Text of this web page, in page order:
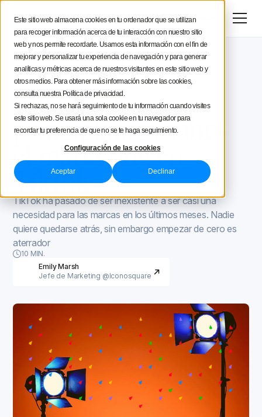
Este sitio web almacena cookies en tu ordenador que se utilizan
para recoger información acerca de tu interacción con nuestro sitio
web y nos permite recordarte. Usamos esta información con el fin de
mejorar y personalizar tu experiencia de navegación y para generar
analíticas y métricas acerca de nuestros visitantes en este sitio web y
otros medios. Para obtener más información sobre las cookies,
consulta nuestra Política de privacidad.
Si rechazas, no se hará seguimiento de tu información cuando visites
este sitio web. Se usará una sola cookie en tu navegador para
recordar tu preferencia de que no se te haga seguimiento.
Configuración de las cookies
Aceptar Declinar
Prueba gratis
Menú
Estratégia social media
Consejos de creación
Blog de Iconosquare TikTok para marcas
TikTok para marcas
August 14, 2020
Actualizado elFebruary 18, 2021
Guía para
principiantes sobre
el marketing en
TikTok
TikTok ha pasado de ser inexistente a ser casi una
necesidad para las marcas en los últimos meses. Nadie
quiere quedarse atrás, sin embargo empezar de cero es
aterrador
10 MIN.
Emily Marsh
Jefe de Marketing @Iconosquare